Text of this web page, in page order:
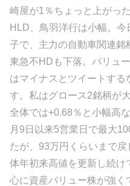
崎屋が1％ちょっと上がっ
HLD、鳥羽洋行は小幅。
子で、主力の自動車関連銘
東急不HDも下落。バリュ
はマイナスとツイートす
す。私はグロース2銘柄が
全体では+0.68％と小幅高
月9日以来5営業日で最大
たが、93万円くらいまで
体年初来高値を更新し続け
心に資産バリュー株が強く